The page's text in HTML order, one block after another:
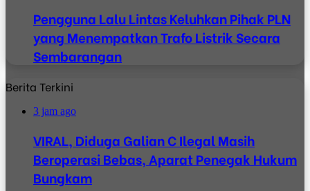
Pengguna Lalu Lintas Keluhkan Pihak PLN
yang Menempatkan Trafo Listrik Secara
Sembarangan
Berita Terkini
3 jam ago
VIRAL, Diduga Galian C Ilegal Masih
Beroperasi Bebas, Aparat Penegak Hukum
Bungkam